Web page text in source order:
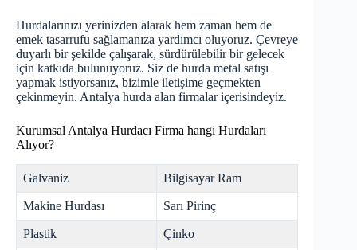
Hurdalarınızı yerinizden alarak hem zaman hem de
emek tasarrufu sağlamanıza yardımcı oluyoruz. Çevreye
duyarlı bir şekilde çalışarak, sürdürülebilir bir gelecek
için katkıda bulunuyoruz. Siz de hurda metal satışı
yapmak istiyorsanız, bizimle iletişime geçmekten
çekinmeyin. Antalya hurda alan firmalar içerisindeyiz.
Kurumsal Antalya Hurdacı Firma hangi Hurdaları
Alıyor?
Galvaniz Bilgisayar Ram
Makine Hurdası Sarı Pirinç
Plastik Çinko